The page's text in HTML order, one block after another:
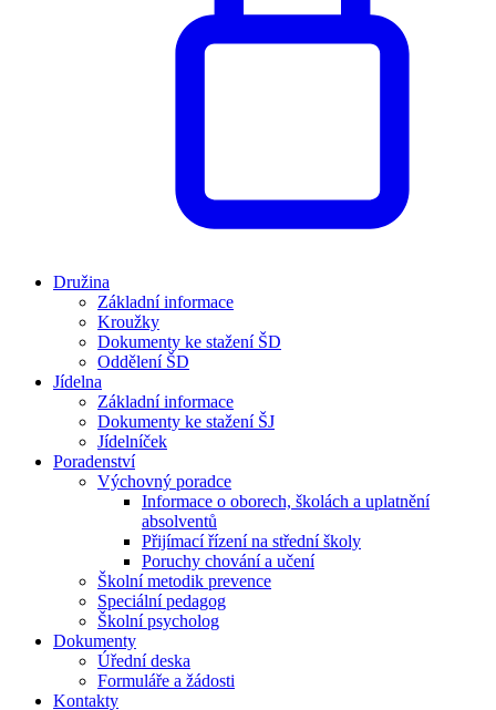
Družina
Základní informace
Kroužky
Dokumenty ke stažení ŠD
Oddělení ŠD
Jídelna
Základní informace
Dokumenty ke stažení ŠJ
Jídelníček
Poradenství
Výchovný poradce
Informace o oborech, školách a uplatnění
absolventů
Přijímací řízení na střední školy
Poruchy chování a učení
Školní metodik prevence
Speciální pedagog
Školní psycholog
Dokumenty
Úřední deska
Formuláře a žádosti
Kontakty